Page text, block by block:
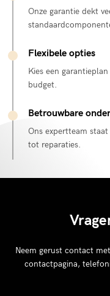
Onze garantie dekt
Flexibele opties
Kies een
budget.
Betrouwbare
Ons expertteam
tot reparaties.
Neem gerust contact
contactpagina,